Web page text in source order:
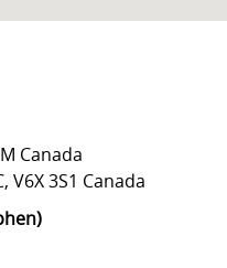
Canada
, V6X 3S1 Canada